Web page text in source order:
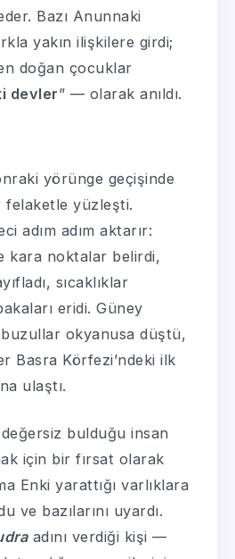
Bazı Anunnaki
yakın ilişkilere girdi;
doğan çocuklar
devler” — olarak anıldı.
yörünge geçişinde
yüzleşti.
adım adım aktarır:
kara noktalar belirdi,
sıcaklıklar
eridi. Güney
buzullar okyanusa düştü,
Basra Körfezi’ndeki ilk
ulaştı.
bulduğu insan
için bir fırsat olarak
Enki yarattığı varlıklara
ve bazılarını uyardı.
adını verdiği kişi —